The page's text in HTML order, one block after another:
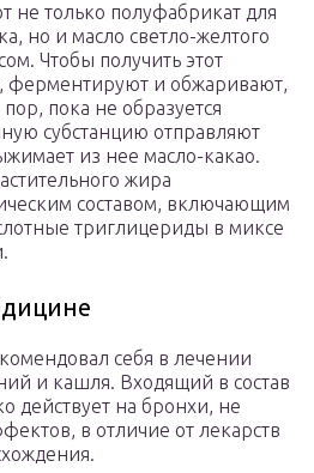
не только полуфабрикат для
но и масло светло-желтого
Чтобы получить этот
ферментируют и обжаривают,
пор, пока не образуется
субстанцию отправляют
из нее масло-какао.
жира
составом, включающим
триглицериды в миксе
себя в лечении
и кашля. Входящий в состав
действует на бронхи, не
в отличие от лекарств